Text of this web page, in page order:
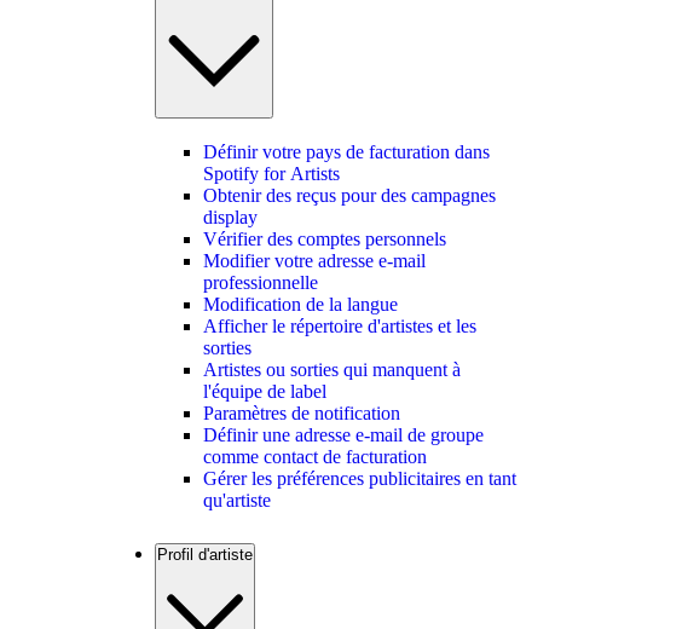
Définir votre pays de facturation dans
Spotify for Artists
Obtenir des reçus pour des campagnes
display
Vérifier des comptes personnels
Modifier votre adresse e-mail
professionnelle
Modification de la langue
Afficher le répertoire d'artistes et les
sorties
Artistes ou sorties qui manquent à
l'équipe de label
Paramètres de notification
Définir une adresse e-mail de groupe
comme contact de facturation
Gérer les préférences publicitaires en tant
qu'artiste
Profil d'artiste